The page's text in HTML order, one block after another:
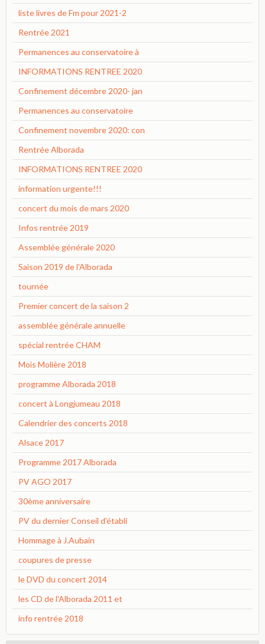
liste livres de Fm pour 2021-2
Rentrée 2021
Permanences au conservatoire à
INFORMATIONS RENTREE 2020
Confinement décembre 2020- jan
Permanences au conservatoire
Confinement novembre 2020: con
Rentrée Alborada
INFORMATIONS RENTREE 2020
information urgente!!!
concert du mois de mars 2020
Infos rentrée 2019
Assemblée générale 2020
Saison 2019 de l'Alborada
tournée
Premier concert de la saison 2
assemblée générale annuelle
spécial rentrée CHAM
Mois Molière 2018
programme Alborada 2018
concert à Longjumeau 2018
Calendrier des concerts 2018
Alsace 2017
Programme 2017 Alborada
PV AGO 2017
30ème anniversaire
PV du dernier Conseil d’établi
Hommage à J.Aubain
coupures de presse
le DVD du concert 2014
les CD de l'Alborada 2011 et
info rentrée 2018